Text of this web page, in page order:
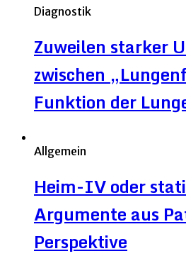
Diagnostik
Zuweilen starker
zwischen
Funktion der
Allgemein
Heim-IV oder
Argumente aus
Perspektive